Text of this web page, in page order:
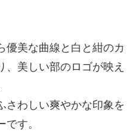
優美な曲線と白と紺のカ
、美しい部のロゴが映え
さわしい爽やかな印象を
す。